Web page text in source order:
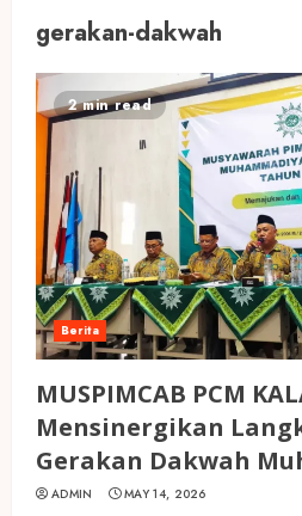
gerakan-dakwah
2 min read
Berita
MUSPIMCAB PCM
Mensinergikan
Gerakan Dakwah
ADMIN MAY 14, 2026